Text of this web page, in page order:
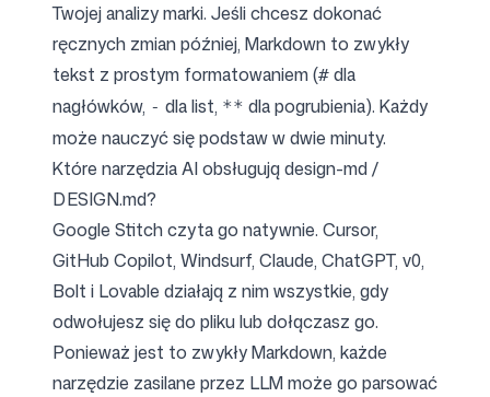
Twojej analizy marki. Jeśli chcesz dokonać
ręcznych zmian później, Markdown to zwykły
tekst z prostym formatowaniem (# dla
nagłówków, - dla list, ** dla pogrubienia). Każdy
może nauczyć się podstaw w dwie minuty.
Które narzędzia AI obsługują design-md /
DESIGN.md?
Google Stitch czyta go natywnie. Cursor,
GitHub Copilot, Windsurf, Claude, ChatGPT, v0,
Bolt i Lovable działają z nim wszystkie, gdy
odwołujesz się do pliku lub dołączasz go.
Ponieważ jest to zwykły Markdown, każde
narzędzie zasilane przez LLM może go parsować